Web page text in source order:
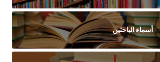
أسماء الباحثين